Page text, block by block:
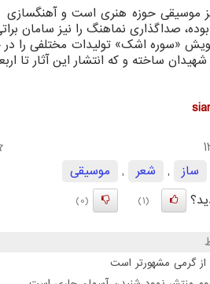
حوزه هنری است و آهنگسازی
صداگذاری نماهنگ را نیز سامان
«سوره اشک» تولیدات مختلفی را در
شهیدان ساخته و که انتشار این آثار تا
ساز , شعر ,
موسیقی
(1)
(0)
مشهورتر است